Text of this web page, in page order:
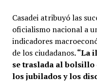
Casadei atribuyó las
oficialismo nacional a
indicadores
de los ciudadanos. “La
se traslada al bolsillo
los jubilados y los